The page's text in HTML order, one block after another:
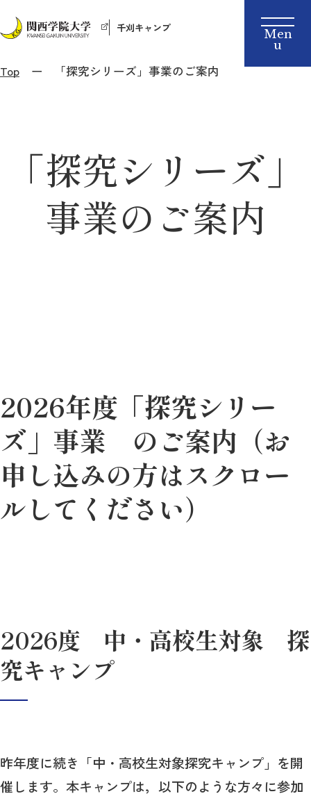
千刈キャンプ
Top 「探究シリーズ」事業のご案内
「探究シリーズ」
事業のご案内
2026年度「探究シリー
ズ」事業 のご案内（お
申し込みの方はスクロー
ルしてください）
2026度 中・高校生対象 探
究キャンプ
昨年度に続き「中・高校生対象探究キャンプ」を開
催します。本キャンプは，以下のような方々に参加